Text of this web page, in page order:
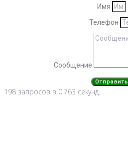
Имя
Телефон
Сообщение
Отправить
198 запросов в 0,763 секунд.